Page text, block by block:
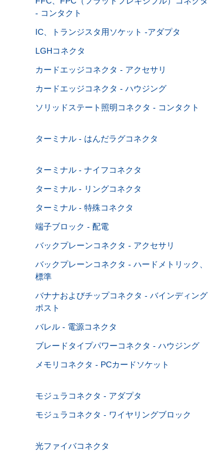
- コンタクト
IC、トランジスタ用ソケット -アダプタ
LGHコネクタ
カードエッジコネクタ - アクセサリ
カードエッジコネクタ - ハウジング
ソリッドステート照明コネクタ - コンタクト
ターミナル - はんだラグコネクタ
ターミナル - ナイフコネクタ
ターミナル - リングコネクタ
ターミナル - 特殊コネクタ
端子ブロック - 配電
バックプレーンコネクタ - アクセサリ
バックプレーンコネクタ - ハードメトリック、
標準
バナナおよびチップコネクタ - バインディング
ポスト
バレル - 電源コネクタ
ブレードタイプパワーコネクタ - ハウジング
メモリコネクタ - PCカードソケット
モジュラコネクタ - アダプタ
モジュラコネクタ - ワイヤリングブロック
光ファイバコネクタ